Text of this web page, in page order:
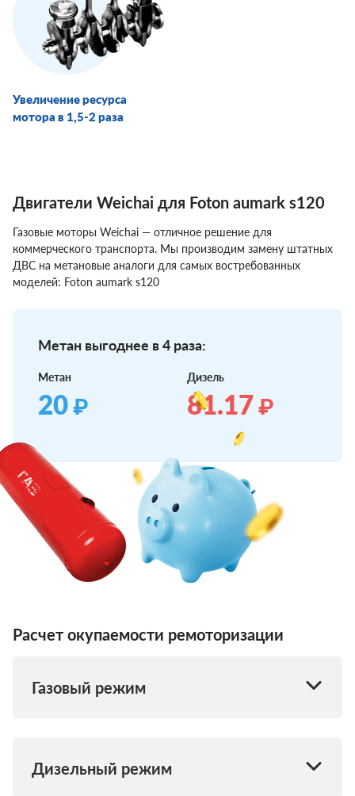
Увеличение ресурса
мотора в 1,5-2 раза
Двигатели Weichai для Foton aumark s120
Газовые моторы Weichai — отличное решение для
коммерческого транспорта. Мы производим замену штатных
ДВС на метановые аналоги для самых востребованных
моделей: Foton aumark s120
Метан выгоднее в 4 раза:
Метан
20₽
Дизель
81.17₽
Расчет окупаемости ремоторизации
Газовый режим
Дизельный режим